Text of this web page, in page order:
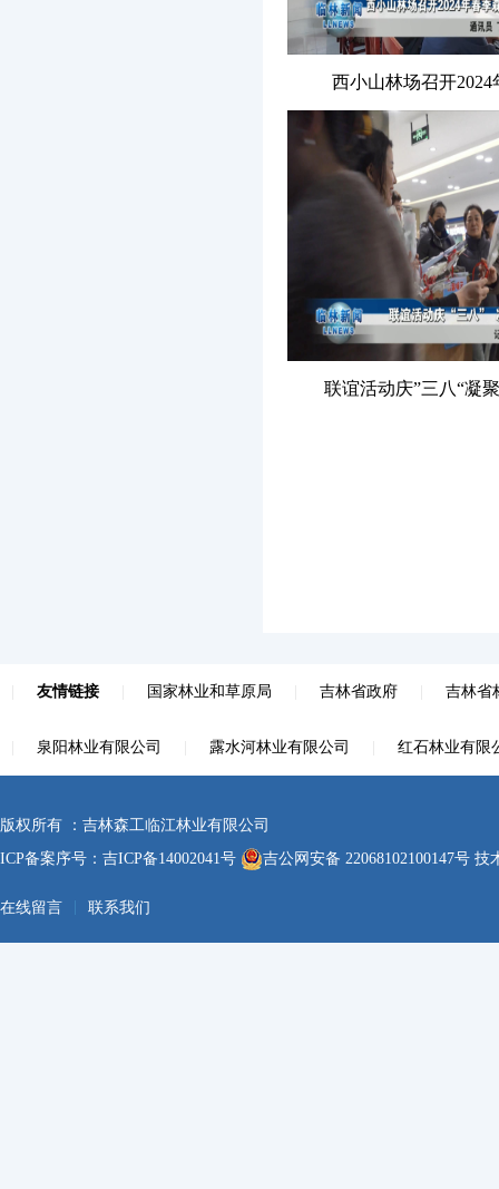
西小山林场召开2024
联谊活动庆”三八“凝
友情链接 国家林业和草原局 吉林省政府 吉林省
泉阳林业有限公司 露水河林业有限公司 红石林业有限
版权所有 ：吉林森工临江林业有限公司
ICP备案序号： 吉ICP备14002041号 吉公网安备 22068102100147号 技
在线留言 联系我们